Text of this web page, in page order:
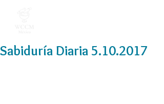
Sabiduría Diaria 5.10.2017